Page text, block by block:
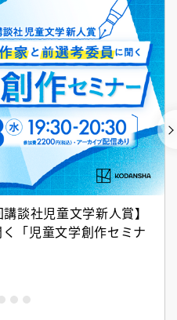
談社児童文学新人賞】
「児童文学創作セミナ